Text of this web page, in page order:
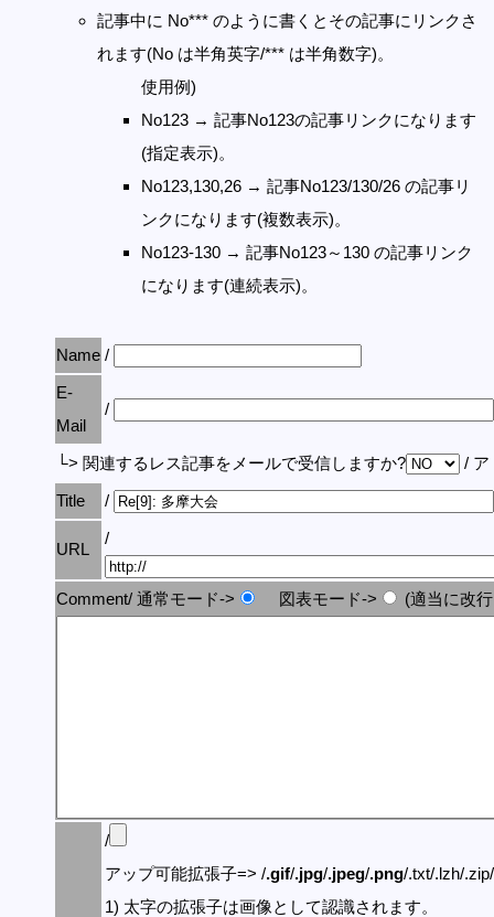
記事中に No*** のように書くとその記事にリンクさ
れます(No は半角英字/*** は半角数字)。
使用例)
No123 → 記事No123の記事リンクになります
(指定表示)。
No123,130,26 → 記事No123/130/26 の記事リ
ンクになります(複数表示)。
No123-130 → 記事No123～130 の記事リンク
になります(連続表示)。
Name /
E-
Mail
/
└> 関連するレス記事をメールで受信しますか?
/ ア
Title
/
URL
/
Comment/ 通常モード-> 図表モード-> (適当に改
/
アップ可能拡張子=> /.gif/.jpg/.jpeg/.png/.txt/.lzh/
1) 太字の拡張子は画像として認識されます。